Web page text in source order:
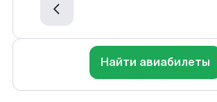
Найти авиабилеты